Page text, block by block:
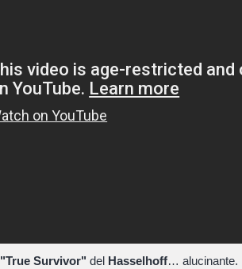
"True Survivor" del Hasselhoff… alucinante.